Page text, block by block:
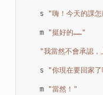
s "嗨！今天的課
m "挺好的……"
"我當然不會承認
s "你現在要回家
m "當然！"